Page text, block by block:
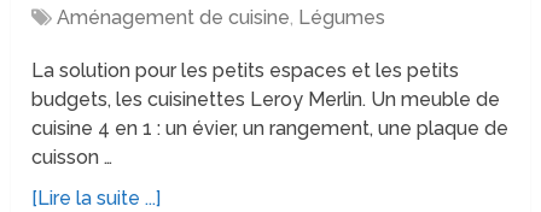
Aménagement de cuisine, Légumes
La solution pour les petits espaces et les petits
budgets, les cuisinettes Leroy Merlin. Un meuble de
cuisine 4 en 1 : un évier, un rangement, une plaque de
cuisson …
[Lire la suite ...]